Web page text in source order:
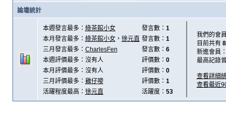
論壇統計
本週發言最多： 綠茶館小女 發言數： 1
本月發言最多： 綠茶館小女， 徐元直 發言數： 1
三月發言最多： CharlesFen 發言數： 6
本週評價最多：沒有人
評價數： 0
本月評價最多：沒有人
評價數： 0
三月評價最多： 雞仔嘜 評價數： 1
活躍程度最高： 徐元直 活躍度： 53
我們的會
目前共有
新進會員
最高記錄
查看詳細
查看最近